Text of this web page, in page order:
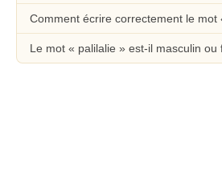
Comment écrire correctement le mot
Le mot « palilalie » est-il masculin ou